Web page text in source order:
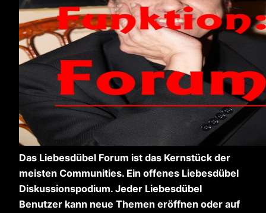
Das Liebesdübel Forum ist das Kernstück der
meisten Communities. Ein offenes Liebesdübel
Diskussionspodium. Jeder Liebesdübel
Benutzer kann neue Themen eröffnen oder auf